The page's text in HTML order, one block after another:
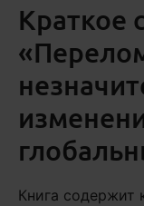
Краткое
Книга содержит